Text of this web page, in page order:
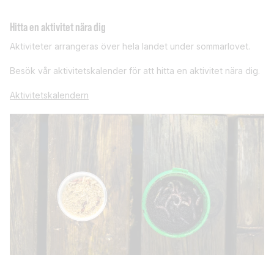
Hitta en aktivitet nära dig
Aktiviteter arrangeras över hela landet under sommarlovet.
Besök vår aktivitetskalender för att hitta en aktivitet nära dig.
Aktivitetskalendern